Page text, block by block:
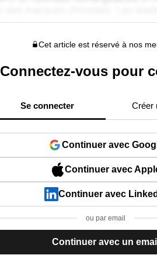
Cet article est réservé à nos
Connectez-vous pour
Se connecter Créer
Continuer avec
Continuer avec
Continuer avec
ou par email
Continuer avec un email